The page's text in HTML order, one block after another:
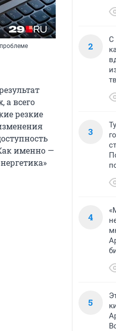
а всего
резкие
именно —
2
С
3
4
5